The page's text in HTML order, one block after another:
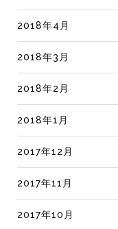
2018年4月
2018年3月
2018年2月
2018年1月
2017年12月
2017年11月
2017年10月